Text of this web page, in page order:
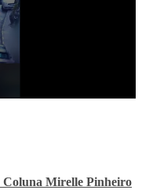
Coluna Mirelle Pinheiro